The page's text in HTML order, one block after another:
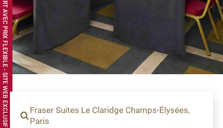
Fraser Suites Le Claridge Champs-Élysées,
Paris